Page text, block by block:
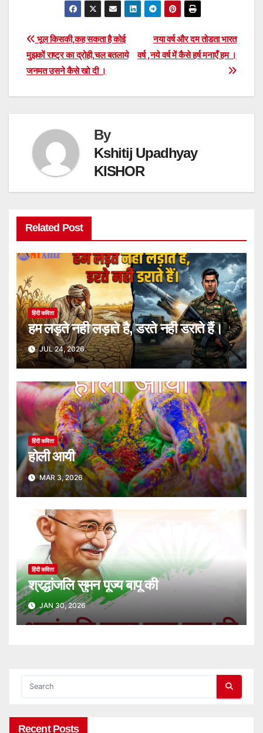
Post
navigation
नया वर्ष और दम तोडता भारत
वर्ष ,नये वर्ष में कैसे हर्ष मनाएँ हम ।
भूल किसकी,कह सकता है कोई
मुझकों राष्ट्र का द्रोही,चल बतलाये
जनमत उसने कैसे खो दी ।
By
Kshitij Upadhyay
KISHOR
Related Post
हिंदी कविता
हम लड़ते नही लड़ाते है, डरते नही डराते हैं।
JUL 24, 2026
हिंदी कविता
होली आयी
MAR 3, 2026
हिंदी कविता
श्रद्धांजलि सुमन पूज्य बापू की
JAN 30, 2026
Recent Posts